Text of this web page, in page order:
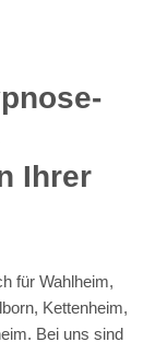
Ihrer
für Wahlheim,
Kettenheim,
Bei uns sind